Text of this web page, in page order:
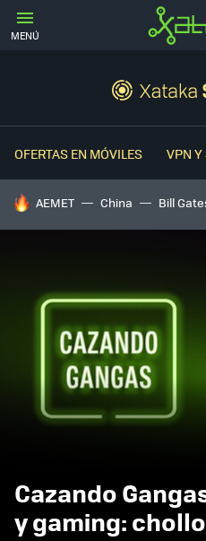
MENÚ
OFERTAS EN MÓVILES VPN Y
HOY SE HABLA DE
AEMET China Bill
Cazando
y gaming: